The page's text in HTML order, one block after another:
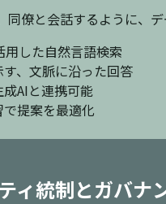
同僚と会話するように、
用した自然言語検索
す、文脈に沿った回答
成AIと連携可能
で提案を最適化
ィ統制とガバナ